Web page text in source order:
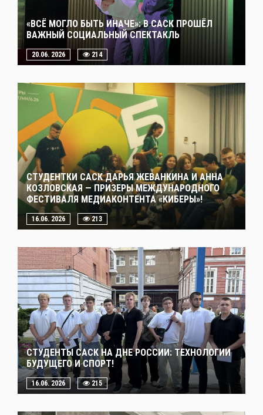
«ВСЁ МОГЛО БЫТЬ ИНАЧЕ»: В САСК ПРОШЁЛ
ВАЖНЫЙ СОЦИАЛЬНЫЙ СПЕКТАКЛЬ
20.06. 2026 214
СТУДЕНТКИ САСК ДАРЬЯ ЖЕВАНКИНА И АННА
КОЗЛОВСКАЯ — ПРИЗЕРЫ МЕЖДУНАРОДНОГО
ФЕСТИВАЛЯ МЕДИАКОНТЕНТА «КИБЕРЫ»!
16.06. 2026 213
СТУДЕНТЫ САСК НА ДНЕ РОССИИ: ТЕХНОЛОГИИ
БУДУЩЕГО И СПОРТ!
16.06. 2026 215